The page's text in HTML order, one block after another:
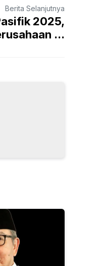
Berita Selanjutnya
2025,
...